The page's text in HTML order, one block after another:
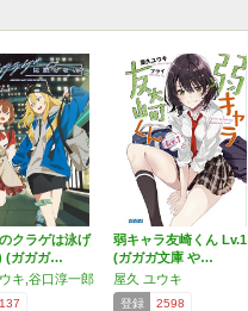
クラゲは泳げ
(ガガガ…
キ,谷口淳一郎
137
弱キャラ友崎くん Lv.1
(ガガガ文庫 や…
屋久 ユウキ
登録 2598